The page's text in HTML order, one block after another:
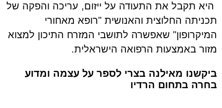
היא תקבל את התעודה על ייזום, עריכה והפקה של
תכניתה החלוצית והאנושית "רופא מאחורי
המיקרופון" שאפשרה לתושבי המזרח התיכון למצוא
מזור באמצעות הרפואה הישראלית.
ביקשנו מאילנה בצרי לספר על עצמה ומדוע
בחרה בתחום הרדיו